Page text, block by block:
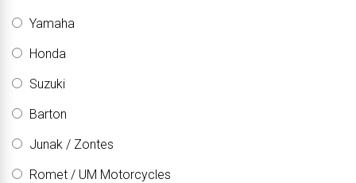
Yamaha
Honda
Suzuki
Barton
Junak / Zontes
Romet / UM Motorcycles